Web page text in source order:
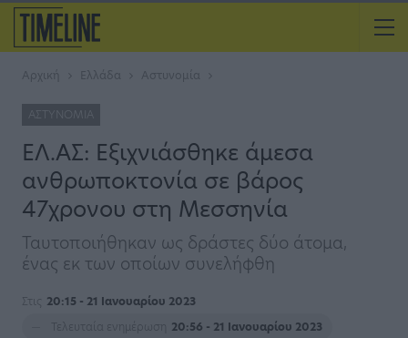
Αρχική Ελλάδα Αστυνομία
ΑΣΤΥΝΟΜΊΑ
ΕΛ.ΑΣ: Εξιχνιάσθηκε άμεσα
ανθρωποκτονία σε βάρος
47χρονου στη Μεσσηνία
Ταυτοποιήθηκαν ως δράστες δύο άτομα,
ένας εκ των οποίων συνελήφθη
Στις 20:15 - 21 Ιανουαρίου 2023
Τελευταία ενημέρωση
20:56 - 21 Ιανουαρίου 2023